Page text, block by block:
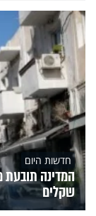
חדשות היום
שקלים